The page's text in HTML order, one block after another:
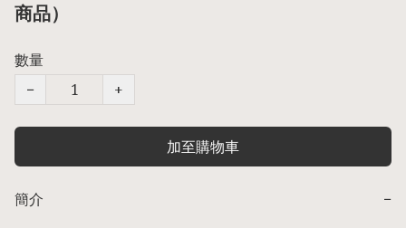
商品）
數量
−
+
加至購物車
簡介
−